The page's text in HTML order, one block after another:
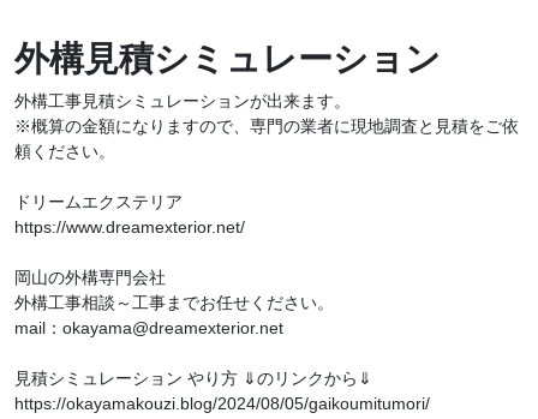
外構見積シミュレーション
外構工事見積シミュレーションが出来ます。
※概算の金額になりますので、専門の業者に現地調査と見積をご依
頼ください。
ドリームエクステリア
https://www.dreamexterior.net/
岡山の外構専門会社
外構工事相談～工事までお任せください。
mail：okayama@dreamexterior.net
見積シミュレーション やり方 ⇓のリンクから⇓
https://okayamakouzi.blog/2024/08/05/gaikoumitumori/